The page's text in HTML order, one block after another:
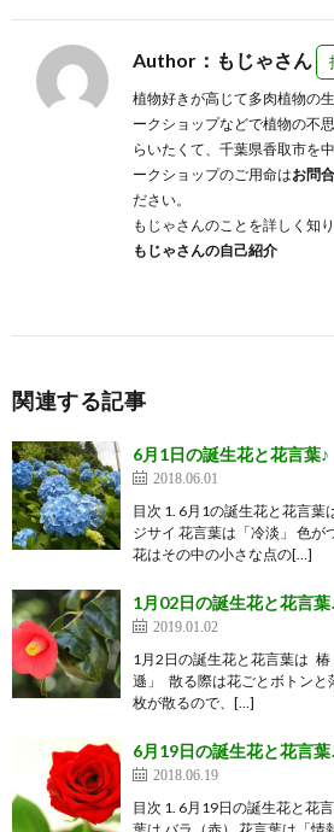
Author：もじゃさん
植物好きが高じて多肉植物の
ークショップなどで植物の不
らいたくて、千葉県香取市を
ークショップのご用命はお問
ださい。
もじゃさんのことを詳しく知
もじゃさんの自己紹介
関連する記事
6月1日の誕生花と花言葉♪
2018.06.01
目次 1. 6月1の誕生花と花言葉
ジサイ 花言葉は「冷淡」 色
花はその中の小さな点の[…]
1月02日の誕生花と花言葉
2019.01.02
1月2日の誕生花と花言葉は
遜」 散る際は花ごとボトンと
枚が散るので、[…]
6月19日の誕生花と花言葉
2018.06.19
目次 1. 6月19日の誕生花と花